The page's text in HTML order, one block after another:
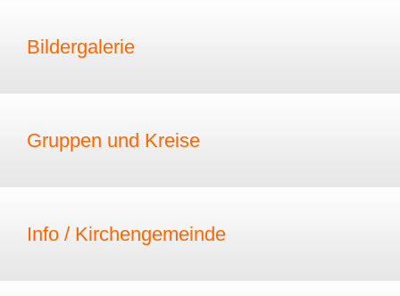
Bildergalerie
Gruppen und Kreise
Info / Kirchengemeinde